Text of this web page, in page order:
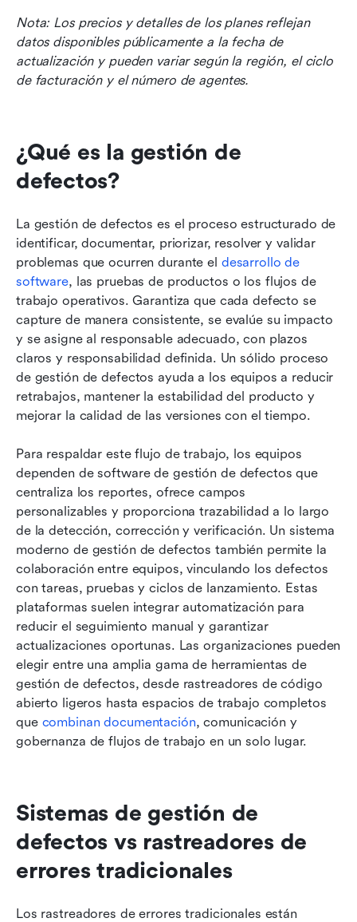
Nota: Los precios y detalles de los planes reflejan
datos disponibles públicamente a la fecha de
actualización y pueden variar según la región, el ciclo
de facturación y el número de agentes.
¿Qué es la gestión de
defectos?
La gestión de defectos es el proceso estructurado de
identificar, documentar, priorizar, resolver y validar
problemas que ocurren durante el desarrollo de
software, las pruebas de productos o los flujos de
trabajo operativos. Garantiza que cada defecto se
capture de manera consistente, se evalúe su impacto
y se asigne al responsable adecuado, con plazos
claros y responsabilidad definida. Un sólido proceso
de gestión de defectos ayuda a los equipos a reducir
retrabajos, mantener la estabilidad del producto y
mejorar la calidad de las versiones con el tiempo.
Para respaldar este flujo de trabajo, los equipos
dependen de software de gestión de defectos que
centraliza los reportes, ofrece campos
personalizables y proporciona trazabilidad a lo largo
de la detección, corrección y verificación. Un sistema
moderno de gestión de defectos también permite la
colaboración entre equipos, vinculando los defectos
con tareas, pruebas y ciclos de lanzamiento. Estas
plataformas suelen integrar automatización para
reducir el seguimiento manual y garantizar
actualizaciones oportunas. Las organizaciones pueden
elegir entre una amplia gama de herramientas de
gestión de defectos, desde rastreadores de código
abierto ligeros hasta espacios de trabajo completos
que combinan documentación, comunicación y
gobernanza de flujos de trabajo en un solo lugar.
Sistemas de gestión de
defectos vs rastreadores de
errores tradicionales
Los rastreadores de errores tradicionales están